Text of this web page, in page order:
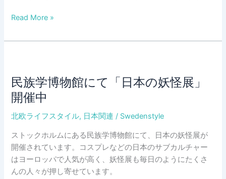
ァ
ニ
ャ
ー
フ
ェ
ア
北
の
ス
マ
ス
の
し
み
方
Read More »
民族学博物館にて「日本の妖怪展」
開催中
北欧ライフスタイル, 日本関連 / Swedenstyle
ストックホルムにある民族学博物館にて、日本の妖怪展が
開催されています。コスプレなどの日本のサブカルチャー
はヨーロッパで人気が高く、妖怪展も毎日のようにたくさ
んの人々が押し寄せています。